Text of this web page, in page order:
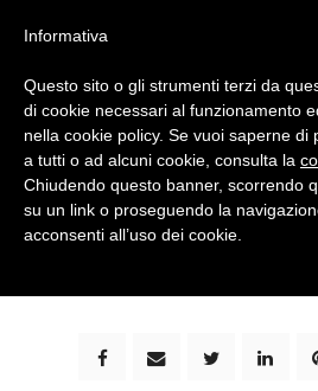
bimbi e viaggi - family travel
Informativa
Questo sito o gli strumenti terzi da
di cookie necessari al funzionamento
nella cookie policy. Se vuoi saperne di
a tutti o ad alcuni cookie, consulta la
Chiudendo questo banner, scorrendo
su un link o proseguendo la
acconsenti all’uso dei cookie.